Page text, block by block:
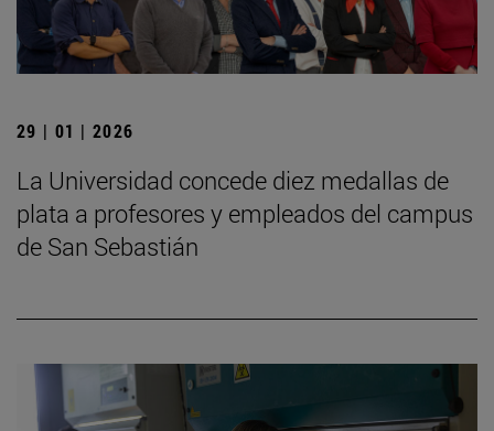
29 | 01 | 2026
La Universidad concede diez medallas de
plata a profesores y empleados del campus
de San Sebastián